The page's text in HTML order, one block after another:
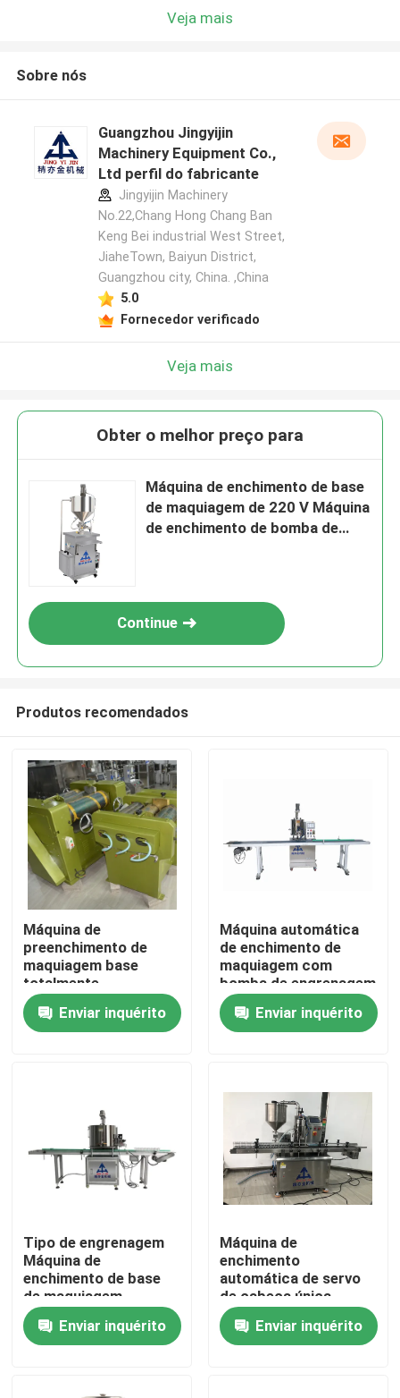
Casa
Produtos
Vídeos
Controle de Qualidade
Linha de produção de batons
Máquina de enchimento automática do brilho do
Veja mais
Sobre nós
Guangzhou Jingyijin
Machinery Equipment Co.,
Ltd perfil do fabricante
Jingyijin Machinery
No.22,Chang Hong Chang Ban
Keng Bei industrial West Street,
JiaheTown, Baiyun District,
Guangzhou city, China. ,China
5.0
Fornecedor verificado
Veja mais
Obter o melhor preço para
Máquina de enchimento de base
de maquiagem de 220 V Máquina
de enchimento de bomba de
Continue
Produtos recomendados
Máquina de
preenchimento de
maquiagem base
totalmente
automática
Laboratório S200
Máquina de moagem
Enviar inquérito
Máquina automática
de enchimento de
maquiagem com
bomba de engrenagem
SUS304
Enviar inquérito
Tipo de engrenagem
Máquina de
enchimento de base
de maquiagem
quantitativa 380V
50HZEnviar inquérito
Máquina de
enchimento
automática de servo
de cabeça única
engrenagem bomba
6000 garrafas por
hora
Enviar inquérito